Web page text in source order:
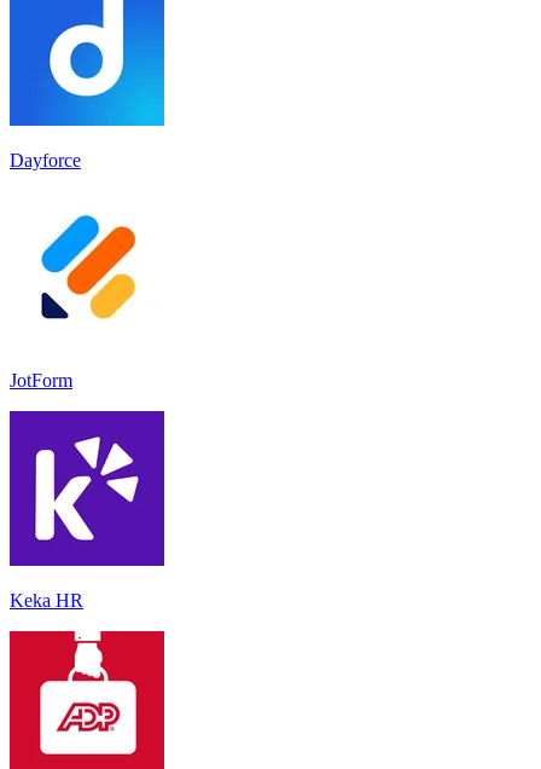
Dayforce
JotForm
Keka HR